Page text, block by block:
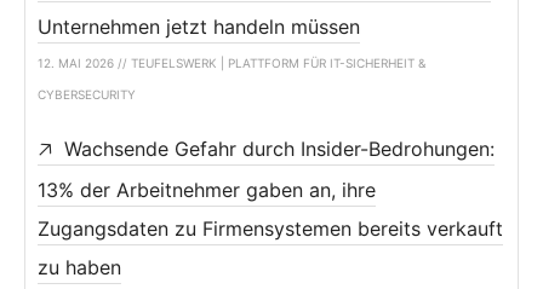
Unternehmen jetzt handeln müssen
12. MAI 2026 // TEUFELSWERK | PLATTFORM FÜR IT-SICHERHEIT &
CYBERSECURITY
Wachsende Gefahr durch Insider-Bedrohungen:
13% der Arbeitnehmer gaben an, ihre
Zugangsdaten zu Firmensystemen bereits verkauft
zu haben